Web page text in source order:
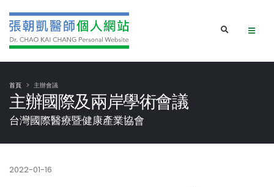
主辦國際及兩岸學術會議
台灣國際醫療暨健康產業協會
首頁 主辦會議
2022-01-16